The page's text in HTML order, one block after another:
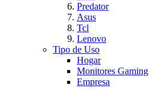
Predator
Asus
Tcl
Lenovo
Tipo de Uso
Hogar
Monitores Gaming
Empresa